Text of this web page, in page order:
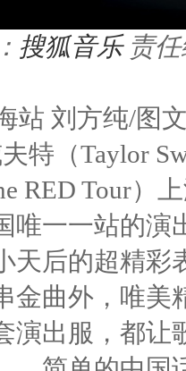
搜狐音乐 责
站 刘方纯/图
特（Taylor
RED Tour）
唯一一站的演
天后的超精
金曲外，唯美
演出服，都